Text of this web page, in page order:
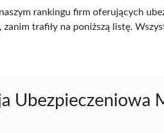
rankingu firm oferujących
trafiły na poniższą listę.
Ubezpieczeniowa